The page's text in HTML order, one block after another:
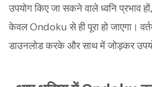
उपयोग किए जा सकने वाले ध्वनि प्रभाव हों,
केवल Ondoku से ही पूरा हो जाएगा।
डाउनलोड करके और साथ में जोड़कर